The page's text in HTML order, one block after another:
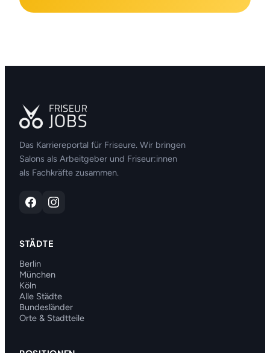
Das Karriereportal für Friseure. Wir bringen
Salons als Arbeitgeber und Friseur:innen
als Fachkräfte zusammen.
STÄDTE
Berlin
München
Köln
Alle Städte
Bundesländer
Orte & Stadtteile